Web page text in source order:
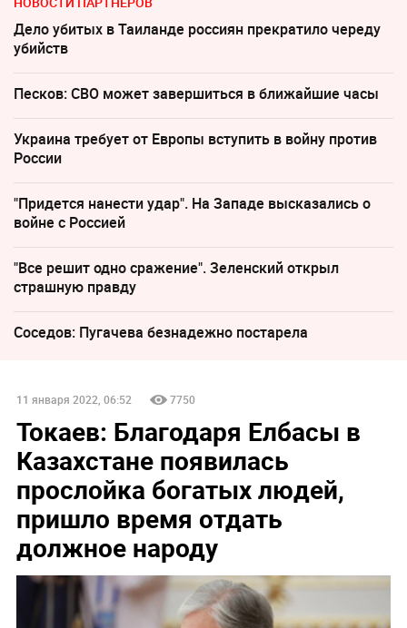
Дело убитых в Таиланде россиян прекратило череду
убийств
Песков: СВО может завершиться в ближайшие часы
Украина требует от Европы вступить в войну против
России
"Придется нанести удар". На Западе высказались о
войне с Россией
"Все решит одно сражение". Зеленский открыл
страшную правду
Соседов: Пугачева безнадежно постарела
11 января 2022, 06:52 7750
Токаев: Благодаря Елбасы в
Казахстане появилась
прослойка богатых людей,
пришло время отдать
должное народу